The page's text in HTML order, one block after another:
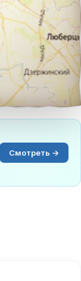
Смотреть →